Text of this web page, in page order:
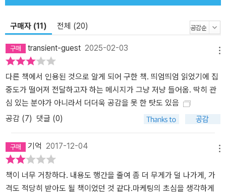
5만 명 정도의 지방 소도시에 위치해 있다. 츠타야가 사람들의 입에
불편하고 유동인구가 적은 주택가에 자리했다. 책에서 마스다 무네아
키는 오직 기획력으로만 승부해보고 싶다는 생각에 다른 조건이 열악
한 입지를 굳이 골랐다고 고백한다. ‘잘 되지 않는 것을 전제로 열심히
한다’ ‘작은 것이라도 한 사람 한 사람이 내세울 수 있는 ‘기획’을 만든
다’ ‘창조성이라는 재능은 고난으로 꽃핀다’는 그의 기록은 남들이 잘
되지 않을 것이라 생각한 공간에 자신의 머릿속 생각을 실현하기 위
해 애써온 흔적을 고스란히 보여준다. 마스다 무네아키는 일본 내 ‘혁
신의 아이콘’ ‘지금 가장 주목받는 경영자’로 불리며 천부적 재능을 가
진 경영자로 평가받지만 책 속에 기록된 10년은 매일의 실패를 극복
하기 위해 고민하며 분투해온 것이 전부다. 책의 전반에 일관되게 강
조하고 있는 각오와 노력, 중요하지만 당연한 가치를 꾸준히 고집해
구매자 (11) 전체 (20)
transient-guest 2025-02-03
다른 책에서 인용된 것으로 알게 되어 구한 책. 띄엄띄엄 읽었기에 집
중도가 떨어져 전달하고자 하는 메시지가 그냥 저냥 들어옴. 딱히 관
심 있는 분야가 아니라서 더더욱 공감을 못 한 탓도 있음
공감 (7) 댓글 (0)
기억 2017-12-04
책이 너무 거창하다. 내용도 행간을 줄여 좀 더 무게가 덜 나가게, 가
격도 적당히 받아도 될 책이었던 것 같다.마케팅의 초심을 생각하게